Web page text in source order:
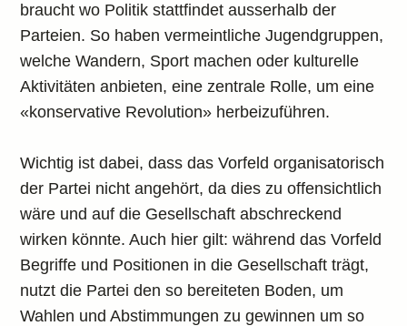
braucht wo Politik stattfindet ausserhalb der
Parteien. So haben vermeintliche Jugendgruppen,
welche Wandern, Sport machen oder kulturelle
Aktivitäten anbieten, eine zentrale Rolle, um eine
«konservative Revolution» herbeizuführen.
Wichtig ist dabei, dass das Vorfeld organisatorisch
der Partei nicht angehört, da dies zu offensichtlich
wäre und auf die Gesellschaft abschreckend
wirken könnte. Auch hier gilt: während das Vorfeld
Begriffe und Positionen in die Gesellschaft trägt,
nutzt die Partei den so bereiteten Boden, um
Wahlen und Abstimmungen zu gewinnen um so